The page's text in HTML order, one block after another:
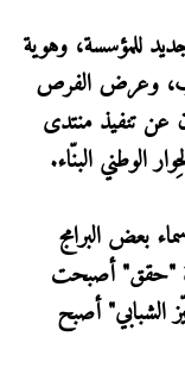
للمؤسسة، وهوية
وعرض الفرص
عن تنفيذ منتدى
الوطني البنّاء.
بعض البرامج
"حقق" أصبحت
الشبابي" أصبح